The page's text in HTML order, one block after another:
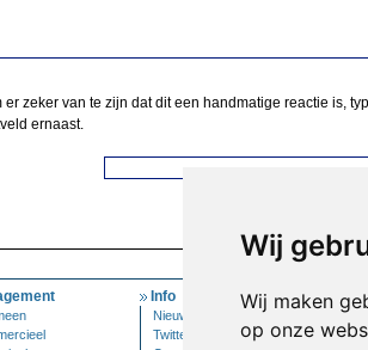
Wij
Wij maken
op onze
er zeker van te zijn dat dit een handmatige reactie is,
ernaast.
Info
Nieuwsbrief
Twitter